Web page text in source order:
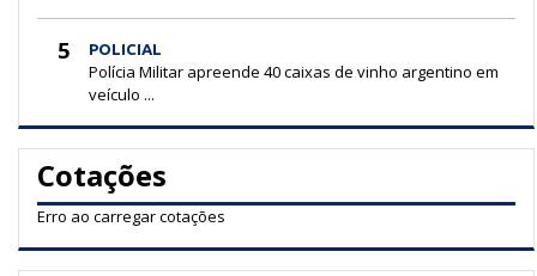
5 POLICIAL
Polícia Militar apreende 40 caixas de vinho argentino em
veículo ...
Cotações
Erro ao carregar cotações